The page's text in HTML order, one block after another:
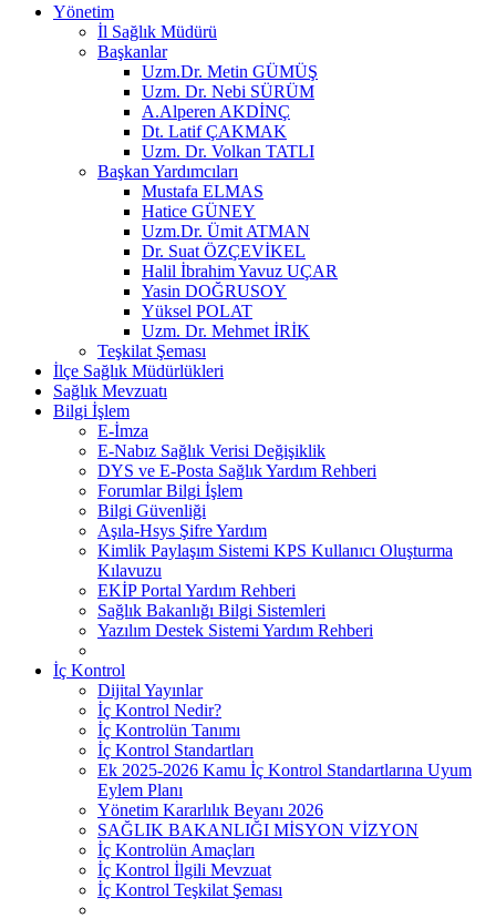
Yönetim
İl Sağlık Müdürü
Başkanlar
Uzm.Dr. Metin GÜMÜŞ
Uzm. Dr. Nebi SÜRÜM
A.Alperen AKDİNÇ
Dt. Latif ÇAKMAK
Uzm. Dr. Volkan TATLI
Başkan Yardımcıları
Mustafa ELMAS
Hatice GÜNEY
Uzm.Dr. Ümit ATMAN
Dr. Suat ÖZÇEVİKEL
Halil İbrahim Yavuz UÇAR
Yasin DOĞRUSOY
Yüksel POLAT
Uzm. Dr. Mehmet İRİK
Teşkilat Şeması
İlçe Sağlık Müdürlükleri
Sağlık Mevzuatı
Bilgi İşlem
E-İmza
E-Nabız Sağlık Verisi Değişiklik
DYS ve E-Posta Sağlık Yardım Rehberi
Forumlar Bilgi İşlem
Bilgi Güvenliği
Aşıla-Hsys Şifre Yardım
Kimlik Paylaşım Sistemi KPS Kullanıcı Oluşturma
Kılavuzu
EKİP Portal Yardım Rehberi
Sağlık Bakanlığı Bilgi Sistemleri
Yazılım Destek Sistemi Yardım Rehberi
İç Kontrol
Dijital Yayınlar
İç Kontrol Nedir?
İç Kontrolün Tanımı
İç Kontrol Standartları
Ek 2025-2026 Kamu İç Kontrol Standartlarına Uyum
Eylem Planı
Yönetim Kararlılık Beyanı 2026
SAĞLIK BAKANLIĞI MİSYON VİZYON
İç Kontrolün Amaçları
İç Kontrol İlgili Mevzuat
İç Kontrol Teşkilat Şeması